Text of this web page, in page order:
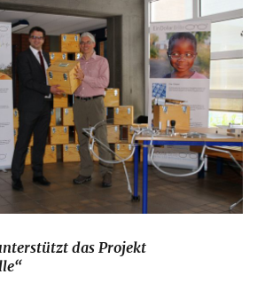
das Projekt